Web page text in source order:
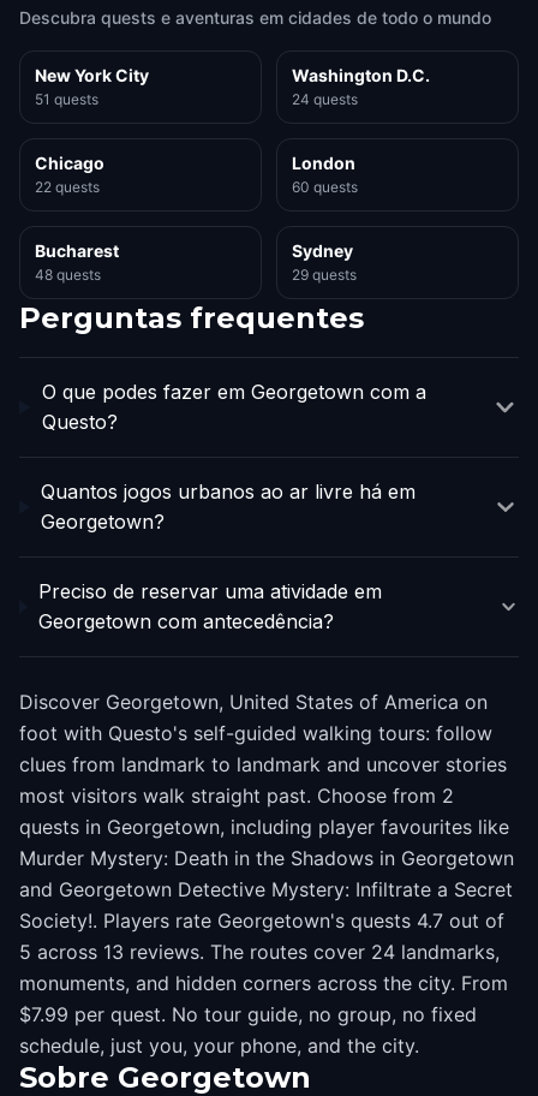
Descubra quests e aventuras em cidades de todo o mundo
New York City
51 quests
Washington D.C.
24 quests
Chicago
22 quests
London
60 quests
Bucharest
48 quests
Sydney
29 quests
Perguntas frequentes
O que podes fazer em Georgetown com a
Questo?
Quantos jogos urbanos ao ar livre há em
Georgetown?
Preciso de reservar uma atividade em
Georgetown com antecedência?
Discover Georgetown, United States of America on
foot with Questo's self-guided walking tours: follow
clues from landmark to landmark and uncover stories
most visitors walk straight past. Choose from 2
quests in Georgetown, including player favourites like
Murder Mystery: Death in the Shadows in Georgetown
and Georgetown Detective Mystery: Infiltrate a Secret
Society!. Players rate Georgetown's quests 4.7 out of
5 across 13 reviews. The routes cover 24 landmarks,
monuments, and hidden corners across the city. From
$7.99 per quest. No tour guide, no group, no fixed
schedule, just you, your phone, and the city.
Sobre Georgetown